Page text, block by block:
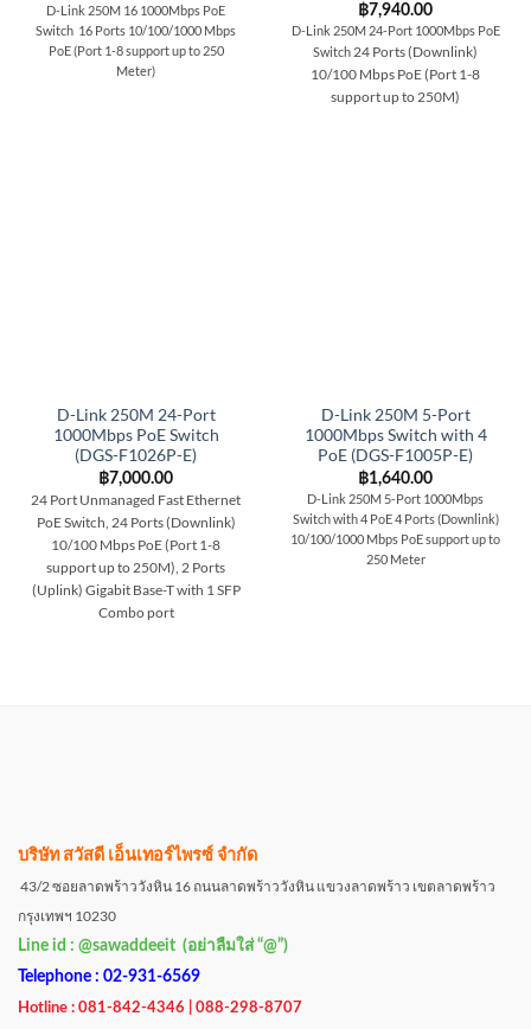
D-Link 250M 16 1000Mbps PoE
Switch 16 Ports 10/100/1000 Mbps
PoE (Port 1-8 support up to 250
Meter)
฿7,940.00
D-Link 250M 24-Port 1000Mbps PoE
Switch 24 Ports (Downlink)
10/100 Mbps PoE (Port 1-8
support up to 250M)
D-Link 250M 24-Port
1000Mbps PoE Switch
(DGS-F1026P-E)
฿7,000.00
24 Port Unmanaged Fast Ethernet
PoE Switch, 24 Ports (Downlink)
10/100 Mbps PoE (Port 1-8
support up to 250M), 2 Ports
(Uplink) Gigabit Base-T with 1 SFP
Combo port
D-Link 250M 5-Port
1000Mbps Switch with 4
PoE (DGS-F1005P-E)
฿1,640.00
D-Link 250M 5-Port 1000Mbps
Switch with 4 PoE 4 Ports (Downlink)
10/100/1000 Mbps PoE support up to
250 Meter
บริษัท สวัสดี เอ็นเทอร์ไพรซ์ จำกัด
43/2 ซอยลาดพร้าววังหิน 16 ถนนลาดพร้าววังหิน แขวงลาดพร้าว เขตลาดพร้าว
กรุงเทพฯ 10230
Line id : @sawaddeeit (อย่าลืมใส่ “@”)
Telephone : 02-931-6569
Hotline : 081-842-4346 | 088-298-8707